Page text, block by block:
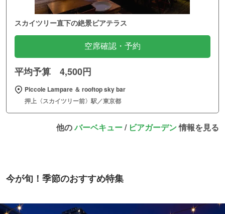
スカイツリー直下の絶景ビアテラス
空席確認・予約
平均予算 4,500円
Piccole Lampare ＆ rooftop sky bar
押上〈スカイツリー前〉駅／東京都
他のバーベキュー/ ビアガーデン情報を見る
今が旬！季節のおすすめ特集